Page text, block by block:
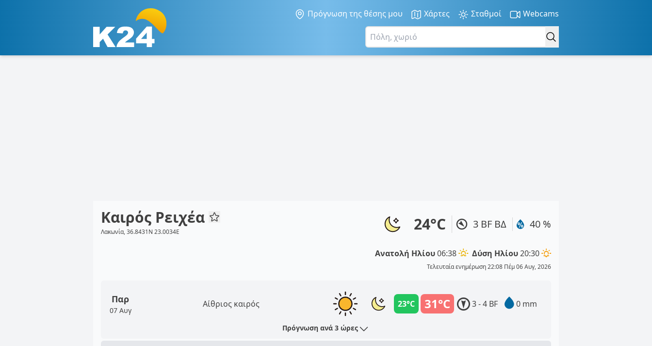
Πρόγνωση της θέσης μου Χάρτες Σταθμοί Webcams
Καιρός Ρειχέα
Λακωνία, 36.8431N 23.0034E 24°C 3 BF ΒΔ 40 %
Ανατολή Ηλίου06:38 Δύση Ηλίου20:30
Τελευταία ενημέρωση 22:08 Πέμ 06 Αυγ, 2026
Παρ
07 Αυγ
Αίθριος καιρός 31°C
23°C 3 - 4 BF 0 mm
Πρόγνωση ανά 3 ώρες